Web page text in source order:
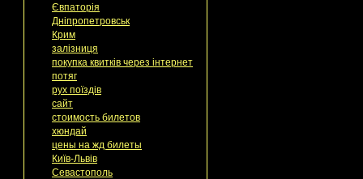
Євпаторія
Дніпропетровськ
Крим
залізниця
покупка квитків через інтернет
потяг
рух поїздів
сайт
стоимость билетов
хюндай
цены на жд билеты
Київ-Львів
Севастополь